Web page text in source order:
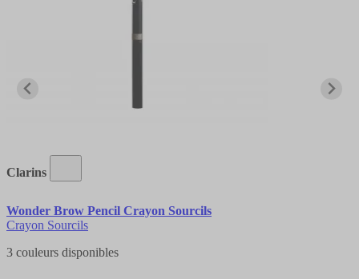
Clarins
Wonder Brow Pencil Crayon Sourcils
Crayon Sourcils
3 couleurs disponibles